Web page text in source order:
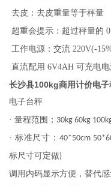
去皮：去皮重量等于秤量
超重会提示：超过秤量的
工作电源：交流 220V(-
直流配用 6V4AH可充电
长沙县100kg商用计价电子
电子台秤
· 量程范围； 30kg 60kg
· 标准尺寸：40*50cm
标尺寸可定做)
调用内码显示方便，替代感